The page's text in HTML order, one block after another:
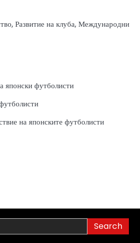
Развитие на клуба, Международни
японски футболисти
на японските футболисти